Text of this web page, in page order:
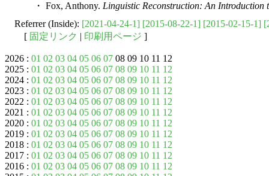
・ Fox, Anthony. Linguistic Reconstruction: An Introduction
Referrer (Inside): [2021-04-24-1] [2015-08-22-1] [2015-02-15-1]
[ 固定リンク | 印刷用ページ ]
2026 : 01 02 03 04 05 06 07 08 09 10 11 12
2025 : 01 02 03 04 05 06 07 08 09 10 11 12
2024 : 01 02 03 04 05 06 07 08 09 10 11 12
2023 : 01 02 03 04 05 06 07 08 09 10 11 12
2022 : 01 02 03 04 05 06 07 08 09 10 11 12
2021 : 01 02 03 04 05 06 07 08 09 10 11 12
2020 : 01 02 03 04 05 06 07 08 09 10 11 12
2019 : 01 02 03 04 05 06 07 08 09 10 11 12
2018 : 01 02 03 04 05 06 07 08 09 10 11 12
2017 : 01 02 03 04 05 06 07 08 09 10 11 12
2016 : 01 02 03 04 05 06 07 08 09 10 11 12